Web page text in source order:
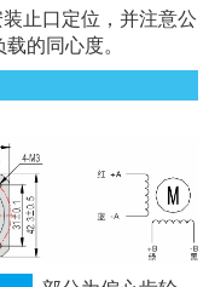
止口定位，并注意公
的同心度。